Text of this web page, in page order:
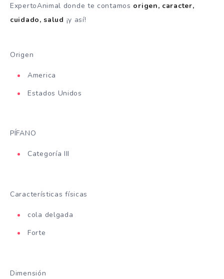
ExpertoAnimal donde te contamos origen, caracter,
cuidado, salud ¡y así!
Origen
America
Estados Unidos
PÍFANO
Categoría III
Características físicas
cola delgada
Forte
Dimensión